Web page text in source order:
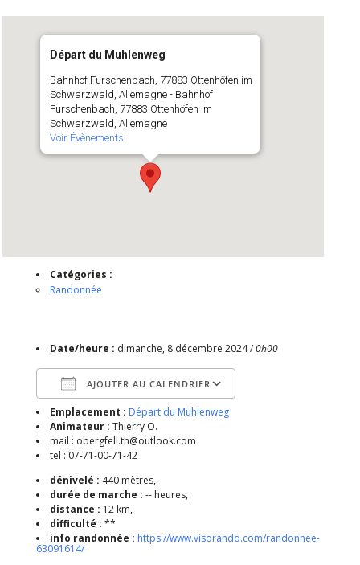
Départ du Muhlenweg
Bahnhof Furschenbach, 77883 Ottenhöfen im
Schwarzwald, Allemagne - Bahnhof
Furschenbach, 77883 Ottenhöfen im
Schwarzwald, Allemagne
Voir Évènements
Catégories :
Randonnée
Date/heure : dimanche, 8 décembre 2024 /0h00
AJOUTER AU CALENDRIER
Télécharger ICS
Emplacement : Départ du Muhlenweg
Animateur : Thierry O.
mail : obergfell.th@outlook.com
tel : 07-71-00-71-42
dénivelé : 440 mètres,
durée de marche : -- heures,
distance : 12 km,
difficulté : **
info randonnée : https://www.visorando.com/randonnee-
63091614/